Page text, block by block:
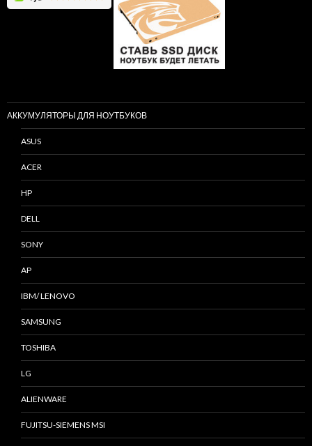
АККУМУЛЯТОРЫ ДЛЯ НОУТБУКОВ
ASUS
ACER
HP
DELL
SONY
AP
IBM/ LENOVO
SAMSUNG
TOSHIBA
LG
ALIENWARE
FUJITSU-SIEMENS MSI